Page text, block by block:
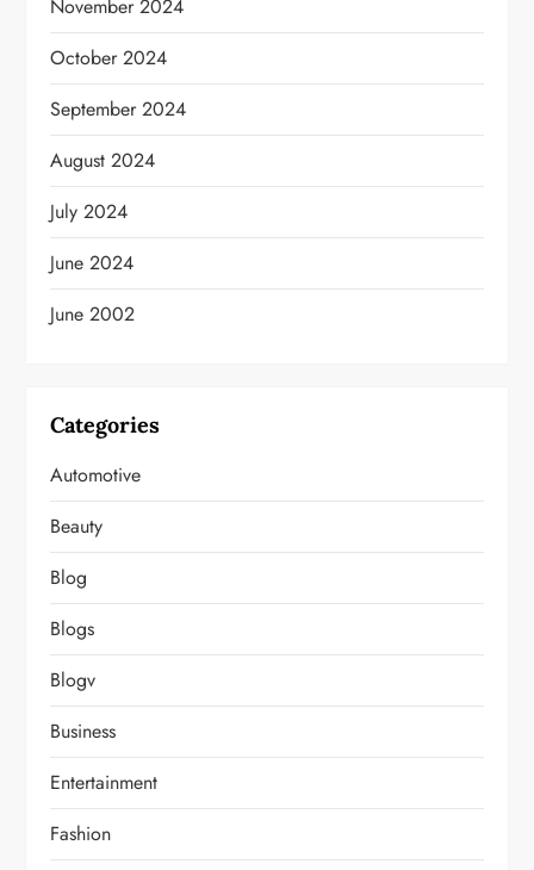
November 2024
October 2024
September 2024
August 2024
July 2024
June 2024
June 2002
Categories
Automotive
Beauty
Blog
Blogs
Blogv
Business
Entertainment
Fashion